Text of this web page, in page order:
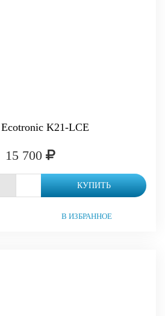
K21-LCE
15 700
КУПИТЬ
В ИЗБРАННОЕ